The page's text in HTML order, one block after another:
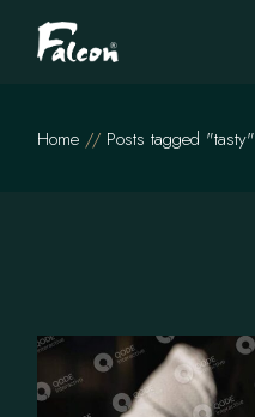
content
Home Posts tagged "tasty"